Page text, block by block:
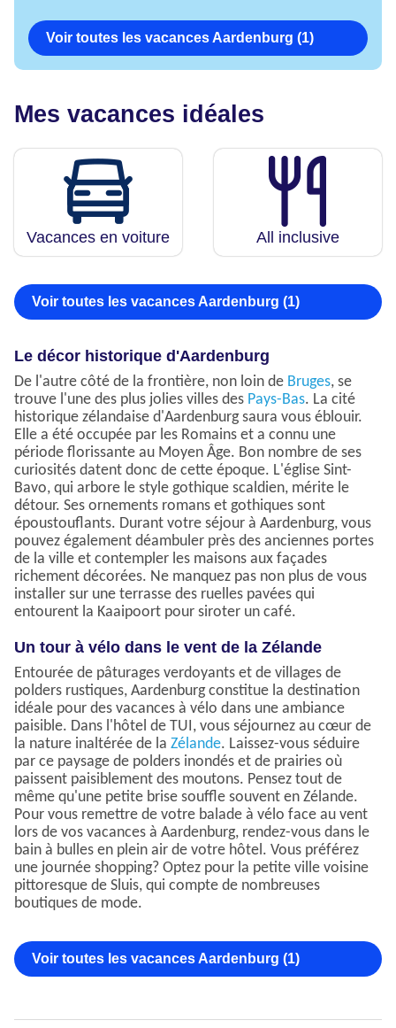
Voir toutes les vacances Aardenburg (1)
Mes vacances idéales
Vacances en voiture All inclusive
Voir toutes les vacances Aardenburg (1)
Le décor historique d'Aardenburg
De l'autre côté de la frontière, non loin de Bruges, se
trouve l'une des plus jolies villes des Pays-Bas. La cité
historique zélandaise d'Aardenburg saura vous éblouir.
Elle a été occupée par les Romains et a connu une
période florissante au Moyen Âge. Bon nombre de ses
curiosités datent donc de cette époque. L'église Sint-
Bavo, qui arbore le style gothique scaldien, mérite le
détour. Ses ornements romans et gothiques sont
époustouflants. Durant votre séjour à Aardenburg, vous
pouvez également déambuler près des anciennes portes
de la ville et contempler les maisons aux façades
richement décorées. Ne manquez pas non plus de vous
installer sur une terrasse des ruelles pavées qui
entourent la Kaaipoort pour siroter un café.
Un tour à vélo dans le vent de la Zélande
Entourée de pâturages verdoyants et de villages de
polders rustiques, Aardenburg constitue la destination
idéale pour des vacances à vélo dans une ambiance
paisible. Dans l'hôtel de TUI, vous séjournez au cœur de
la nature inaltérée de la Zélande. Laissez-vous séduire
par ce paysage de polders inondés et de prairies où
paissent paisiblement des moutons. Pensez tout de
même qu'une petite brise souffle souvent en Zélande.
Pour vous remettre de votre balade à vélo face au vent
lors de vos vacances à Aardenburg, rendez-vous dans le
bain à bulles en plein air de votre hôtel. Vous préférez
une journée shopping? Optez pour la petite ville voisine
pittoresque de Sluis, qui compte de nombreuses
boutiques de mode.
Voir toutes les vacances Aardenburg (1)